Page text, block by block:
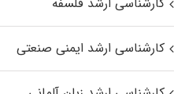
کارشناسی ارشد ایمنی صنعتی